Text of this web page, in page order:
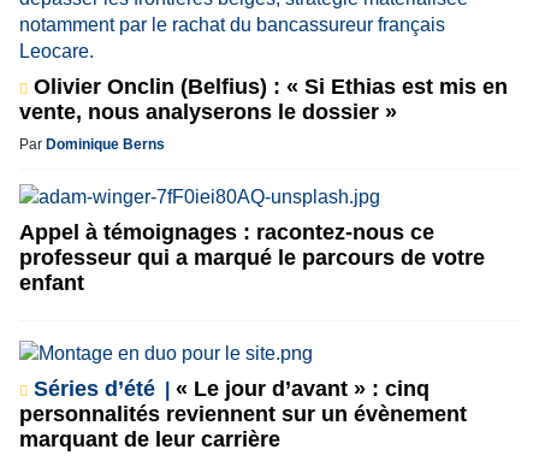
Olivier Onclin (Belfius) : « Si Ethias est mis en
vente, nous analyserons le dossier »
Par Dominique Berns
Appel à témoignages : racontez-nous ce
professeur qui a marqué le parcours de votre
enfant
Séries d’été
« Le jour d’avant » : cinq
personnalités reviennent sur un évènement
marquant de leur carrière